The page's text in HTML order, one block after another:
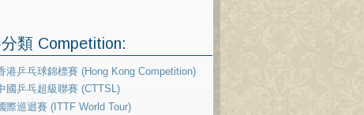
類 Competition:
港乒乓球錦標賽 (Hong Kong Competition)
國乒乓超級聯賽 (CTTSL)
際巡迴賽 (ITTF World Tour)